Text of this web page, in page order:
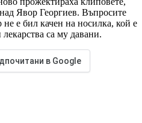
Явор Георгиев. Въпросите
е бил качен на носилка, кой е
са му давани.
в Google